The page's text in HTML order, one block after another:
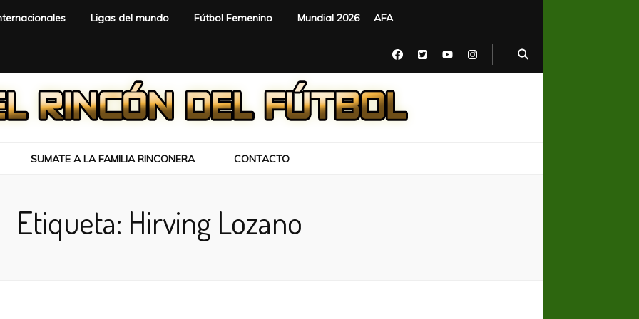
Ligas del mundo Fútbol Femenino Mundial 2026 AFA
SUMATE A LA FAMILIA RINCONERA CONTACTO
Etiqueta: Hirving Lozano